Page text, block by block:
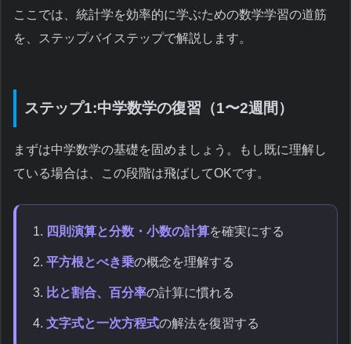
ここでは、統計学を効率的に学ぶための数学学習の道筋
を、ステップバイステップで解説します。
ステップ1:中学数学の復習（1〜2週間）
まずは中学数学の基礎を固めましょう。もし既に理解し
ている場合は、この段階は飛ばしてOKです。
四則演算と分数・小数の計算を確実にする
平方根とべき乗の概念を理解する
比と割合、百分率の計算に慣れる
文字式と一次方程式の解法を復習する